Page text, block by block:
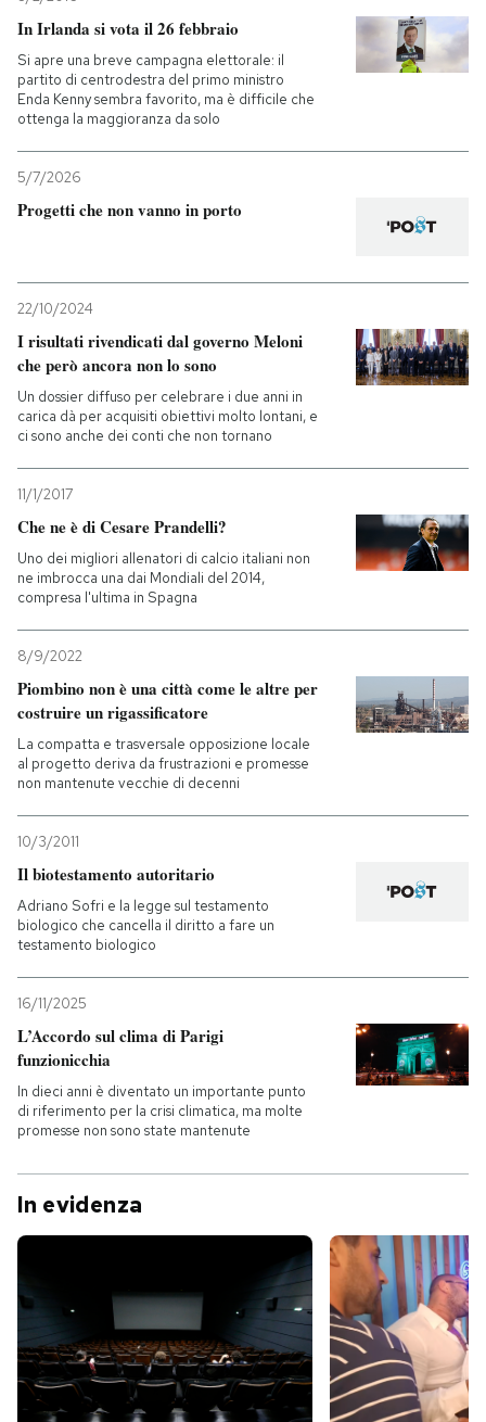
In Irlanda si vota il 26 febbraio
Si apre una breve campagna elettorale: il
partito di centrodestra del primo ministro
Enda Kenny sembra favorito, ma è difficile che
ottenga la maggioranza da solo
5/7/2026
Progetti che non vanno in porto
22/10/2024
I risultati rivendicati dal governo Meloni
che però ancora non lo sono
Un dossier diffuso per celebrare i due anni in
carica dà per acquisiti obiettivi molto lontani, e
ci sono anche dei conti che non tornano
11/1/2017
Che ne è di Cesare Prandelli?
Uno dei migliori allenatori di calcio italiani non
ne imbrocca una dai Mondiali del 2014,
compresa l'ultima in Spagna
8/9/2022
Piombino non è una città come le altre per
costruire un rigassificatore
La compatta e trasversale opposizione locale
al progetto deriva da frustrazioni e promesse
non mantenute vecchie di decenni
10/3/2011
Il biotestamento autoritario
Adriano Sofri e la legge sul testamento
biologico che cancella il diritto a fare un
testamento biologico
16/11/2025
L’Accordo sul clima di Parigi
funzionicchia
In dieci anni è diventato un importante punto
di riferimento per la crisi climatica, ma molte
promesse non sono state mantenute
In evidenza